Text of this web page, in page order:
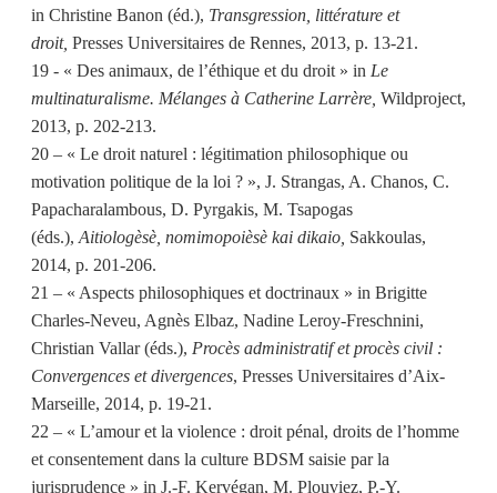
in Christine Banon (éd.), Transgression, littérature et
droit, Presses Universitaires de Rennes, 2013, p. 13-21.
19 - « Des animaux, de l’éthique et du droit » in Le
multinaturalisme. Mélanges à Catherine Larrère, Wildproject,
2013, p. 202-213.
20 – « Le droit naturel : légitimation philosophique ou
motivation politique de la loi ? », J. Strangas, A. Chanos, C.
Papacharalambous, D. Pyrgakis, M. Tsapogas
(éds.), Aitiologèsè, nomimopoièsè kai dikaio, Sakkoulas,
2014, p. 201-206.
21 – « Aspects philosophiques et doctrinaux » in Brigitte
Charles-Neveu, Agnès Elbaz, Nadine Leroy-Freschnini,
Christian Vallar (éds.), Procès administratif et procès civil :
Convergences et divergences, Presses Universitaires d’Aix-
Marseille, 2014, p. 19-21.
22 – « L’amour et la violence : droit pénal, droits de l’homme
et consentement dans la culture BDSM saisie par la
jurisprudence » in J.-F. Kervégan, M. Plouviez, P.-Y.